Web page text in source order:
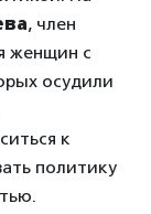
, член
женщин с
осудили
к
политику